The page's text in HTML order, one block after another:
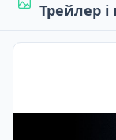
Трейлер і